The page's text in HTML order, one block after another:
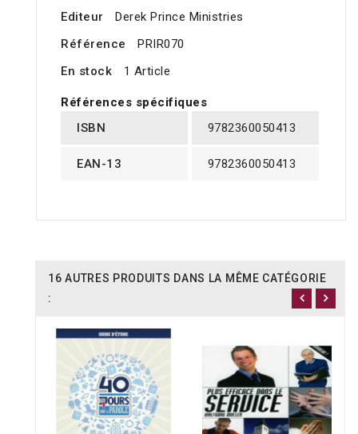
Editeur
Derek Prince Ministries
Référence
PRIR070
En stock
1 Article
Références spécifiques
ISBN
9782360050413
EAN-13 9782360050413
16 AUTRES PRODUITS DANS LA MÊME CATÉGORIE
: